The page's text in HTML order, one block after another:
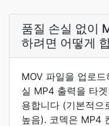
품질 손실 없이
하려면 어떻게
MOV 파일을 업로
실 MP4 출력을 타
용합니다 (기본적으
높음). 코덱은 MP4